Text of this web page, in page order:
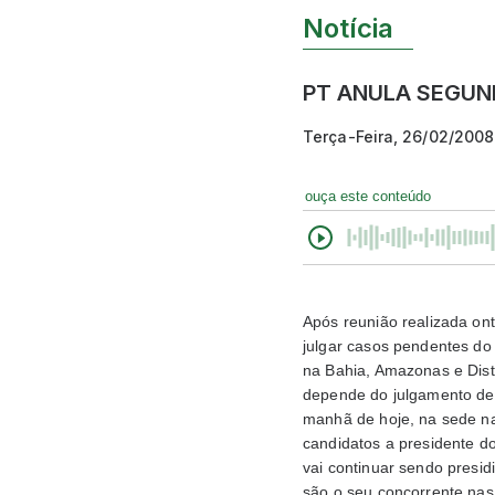
Notícia
PT ANULA
Terça-Feira, 26/02/
ouça este conteúdo
Após reunião realizada
julgar casos pendentes
na Bahia, Amazonas e
depende do julgamento
manhã de hoje, na sede
candidatos a presidente
vai continuar sendo